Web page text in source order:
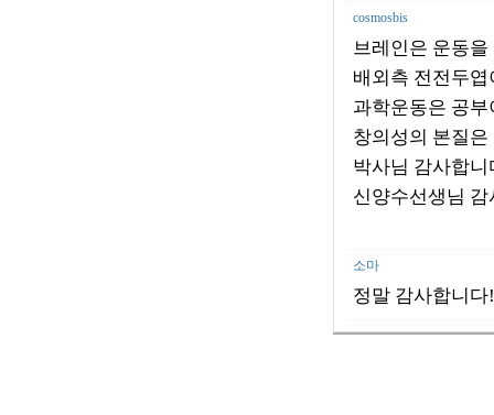
cosmosbis
브레인은 운동
배외측 전전두
과학운동은 공
창의성의 본질은
박사님 감사합니
신양수선생님 감
소마
정말 감사합니